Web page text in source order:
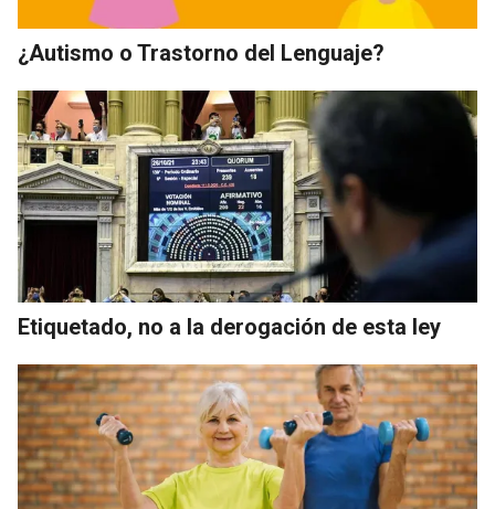
¿Autismo o Trastorno del Lenguaje?
Etiquetado, no a la derogación de esta ley